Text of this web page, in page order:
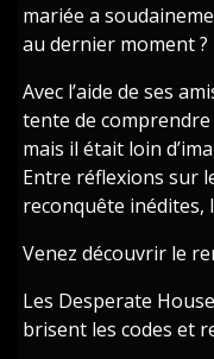
mariée a
au dernier moment ?
Avec l’aide de ses
tente de
mais il était loin
Entre réflexions sur
reconquête inédites,
Venez découvrir le
Les Desperate
brisent les codes et